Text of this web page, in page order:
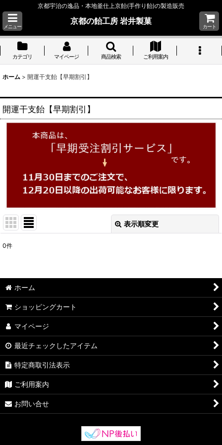
京都宇治の逸品・本地釜仕上京飴(手作り飴)の製造販売
メニュー
京都の飴工房 岩井製菓
カート
カテゴリ マイページ 商品検索 ご利用案内
ホーム > 開運干支飴【早期割引】
開運干支飴【早期割引】
表示順変更
並び順:
0件
ホーム
ショッピングカート
マイページ
最近チェックしたアイテム
特定商取引法表示
ご利用案内
お問い合せ